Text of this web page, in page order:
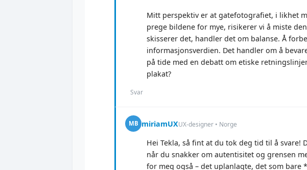
Mitt perspektiv er at gatefotografiet, i likhet
prege bildene for mye, risikerer vi å miste
skisserer det, handler det om balanse. Å
informasjonsverdien. Det handler om å
på tide med en debatt om etiske
plakat?
Svar
MB miriamUXUX-designer • Norge
Hei Tekla, så fint at du tok deg tid til å svare!
når du snakker om autentisitet og grensen
for meg også – det uplanlagte, det som bare